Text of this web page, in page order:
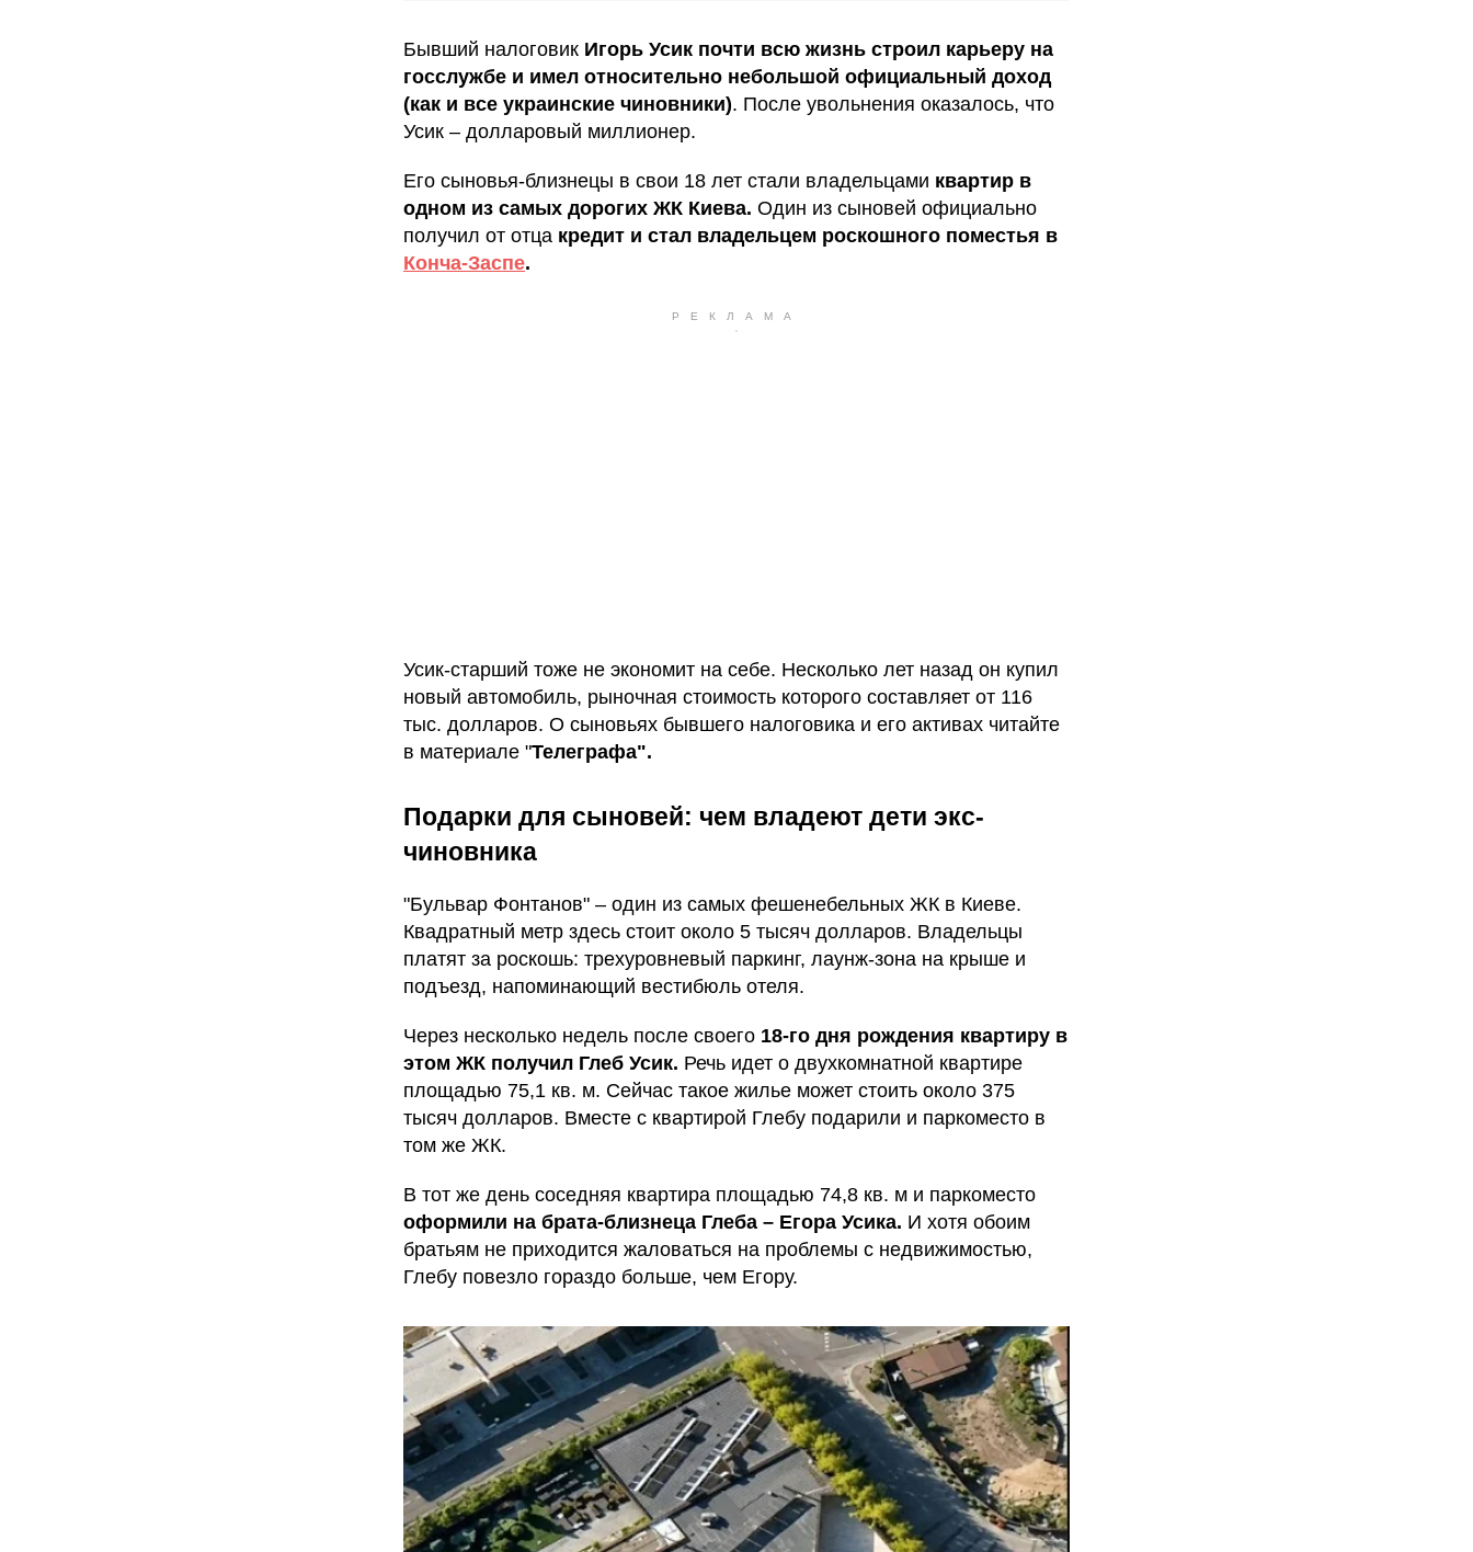
Бывший налоговик Игорь Усик почти всю жизнь строил карьеру на
госслужбе и имел относительно небольшой официальный доход
(как и все украинские чиновники). После увольнения оказалось, что
Усик – долларовый миллионер.
Его сыновья-близнецы в свои 18 лет стали владельцами квартир в
одном из самых дорогих ЖК Киева. Один из сыновей официально
получил от отца кредит и стал владельцем роскошного поместья в
Конча-Заспе.
Усик-старший тоже не экономит на себе. Несколько лет назад он купил
новый автомобиль, рыночная стоимость которого составляет от 116
тыс. долларов. О сыновьях бывшего налоговика и его активах читайте
в материале "Телеграфа".
Подарки для сыновей: чем владеют дети экс-
чиновника
"Бульвар Фонтанов" – один из самых фешенебельных ЖК в Киеве.
Квадратный метр здесь стоит около 5 тысяч долларов. Владельцы
платят за роскошь: трехуровневый паркинг, лаунж-зона на крыше и
подъезд, напоминающий вестибюль отеля.
Через несколько недель после своего 18-го дня рождения квартиру в
этом ЖК получил Глеб Усик. Речь идет о двухкомнатной квартире
площадью 75,1 кв. м. Сейчас такое жилье может стоить около 375
тысяч долларов. Вместе с квартирой Глебу подарили и паркоместо в
том же ЖК.
В тот же день соседняя квартира площадью 74,8 кв. м и паркоместо
оформили на брата-близнеца Глеба – Егора Усика. И хотя обоим
братьям не приходится жаловаться на проблемы с недвижимостью,
Глебу повезло гораздо больше, чем Егору.